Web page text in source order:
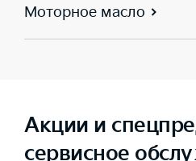
Моторное масло
Акции и
сервисное